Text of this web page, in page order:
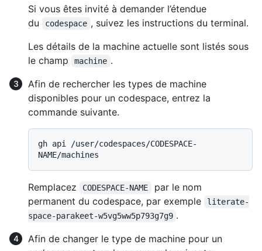
Si vous êtes invité à demander l’étendue
du
codespace , suivez les instructions du terminal.
Les détails de la machine actuelle sont listés sous
le champ
machine .
Afin de rechercher les types de machine
disponibles pour un codespace, entrez la
commande suivante.
gh api /user/codespaces/CODESPACE-
Remplacez CODESPACE-NAME
par le nom
permanent du codespace, par exemple
literate-
space-parakeet-w5vg5ww5p793g7g9 .
Afin de changer le type de machine pour un